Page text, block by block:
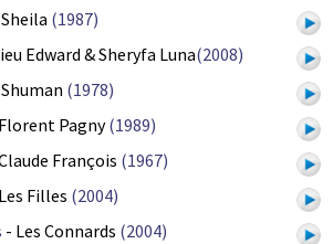
(1987)
Edward & Sheryfa Luna(2008)
(1978)
Pagny(1989)
François (1967)
Filles (2004)
- Les Connards (2004)